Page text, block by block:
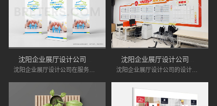
沈阳企业展厅设计公司在服务上具有诸多优势，能够为企业提供专业化的设计服务。如果您正在寻找专业的展厅设计公司，不妨将沈阳的企业展厅设计公司纳入考虑范围。 沈阳企业展厅设计公司的设计优点在于其创新性、功能性、灵活性、环保意识和良好的售后服务。企业在选择展厅设计时，可以考虑这些因素，以确保展厅能够有效展示品牌形象，吸引目标客户。